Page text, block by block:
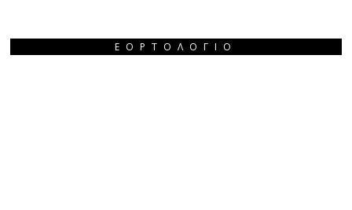
ΕΟΡΤΟΛΌΓΙΟ